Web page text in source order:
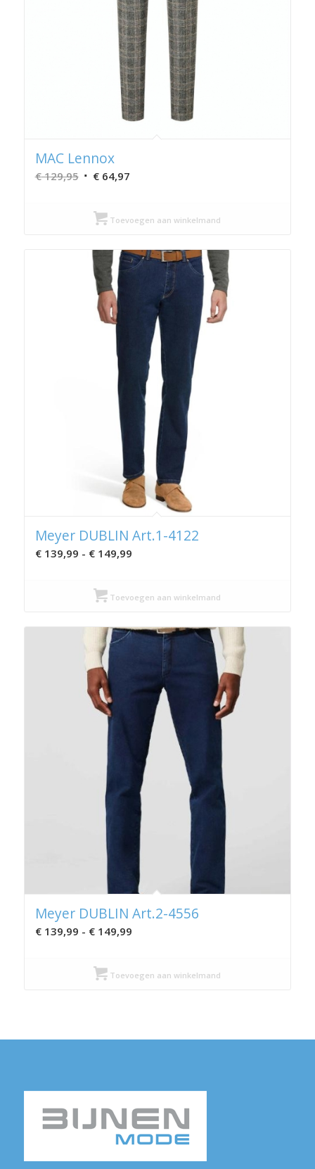
MAC Lennox
€129,95 Oorspronkelijke
was:
€ 129,95.
€64,97Huidige
€ 64,97.
Toevoegen aan winkelmand
Meyer DUBLIN Art.1-4122
€139,99 - €149,99Prijsklasse:
€ 149,99
Toevoegen aan winkelmand
Meyer DUBLIN Art.2-4556
€139,99 - €149,99Prijsklasse:
€ 149,99
Toevoegen aan winkelmand